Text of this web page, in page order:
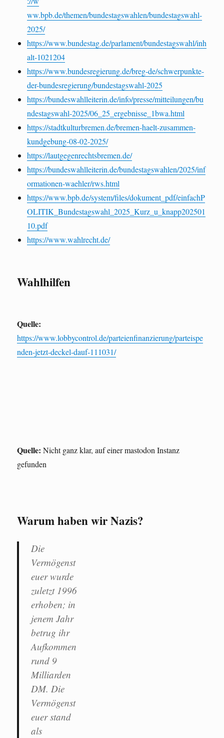
ww.bpb.de/themen/bundestagswahlen/bundestagswahl-
2025/
https://www.bundestag.de/parlament/bundestagswahl/inh
alt-1021204
https://www.bundesregierung.de/breg-de/schwerpunkte-
der-bundesregierung/bundestagswahl-2025
https://bundeswahlleiterin.de/info/presse/mitteilungen/bu
ndestagswahl-2025/06_25_ergebnisse_1bwa.html
https://stadtkulturbremen.de/bremen-haelt-zusammen-
kundgebung-08-02-2025/
https://lautgegenrechtsbremen.de/
https://bundeswahlleiterin.de/bundestagswahlen/2025/inf
ormationen-waehler/rws.html
https://www.bpb.de/system/files/dokument_pdf/einfachP
OLITIK_Bundestagswahl_2025_Kurz_u_knapp202501
10.pdf
https://www.wahlrecht.de/
Wahlhilfen
Quelle:
https://www.lobbycontrol.de/parteienfinanzierung/parteispe
nden-jetzt-deckel-dauf-111031/
Quelle: Nicht ganz klar, auf einer mastodon Instanz
gefunden
Warum haben wir Nazis?
Die
Vermögenst
euer wurde
zuletzt 1996
erhoben; in
jenem Jahr
betrug ihr
Aufkommen
rund 9
Milliarden
DM. Die
Vermögenst
euer stand
als